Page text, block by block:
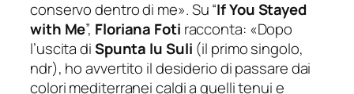
conservo dentro di me». Su “If You Stayed
with Me”, Floriana Foti racconta: «Dopo
l’uscita diSpunta lu Suli (il primo singolo,
ndr), ho avvertito il desiderio di passare dai
colori mediterranei caldi a quelli tenui e